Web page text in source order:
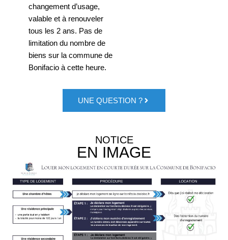
changement d’usage,
valable et à renouveler
tous les 2 ans. Pas de
limitation du nombre de
biens sur la commune de
Bonifacio à cette heure.
UNE QUESTION ?
NOTICE
EN IMAGE